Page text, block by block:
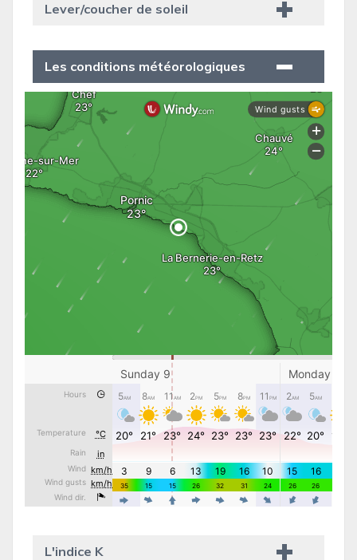
Lever/coucher de soleil
Les conditions météorologiques
L'indice K